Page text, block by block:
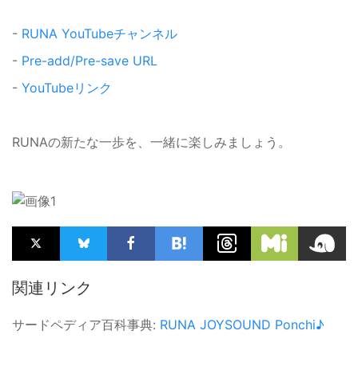
- RUNA YouTubeチャンネル
- Pre-add/Pre-save URL
- YouTubeリンク
RUNAの新たな一歩を、一緒に楽しみましょう。
関連リンク
サードペディア百科事典: RUNA JOYSOUND Ponchi♪